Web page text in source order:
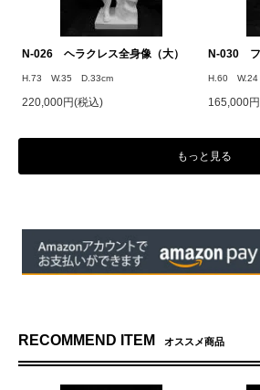
N-026 ヘラクレス全身像（大）
H.73 W.35 D.33cm
220,000円(税込)
N-030 フ
H.60
165,000
もっと見る
RECOMMEND ITEM オススメ商品